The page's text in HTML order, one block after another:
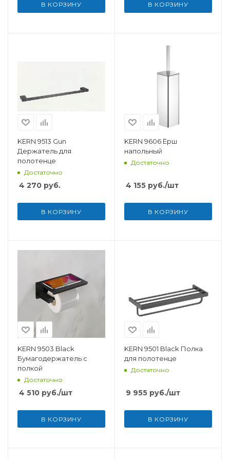
В КОРЗИНУ В КОРЗИНУ
KERN 9513 Gun
Держатель для
полотенце
Достаточно
4 270 руб.
В КОРЗИНУ
KERN 9606 Ёрш
напольный
Достаточно
4 155 руб./шт
В КОРЗИНУ
KERN 9503 Black
Бумагодержатель с
полкой
Достаточно
4 510 руб./шт
В КОРЗИНУ
KERN 9501 Black Полка
для полотенце
Достаточно
9 955 руб./шт
В КОРЗИНУ